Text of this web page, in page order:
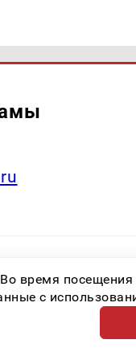
информационной
коммуникаций
время
с